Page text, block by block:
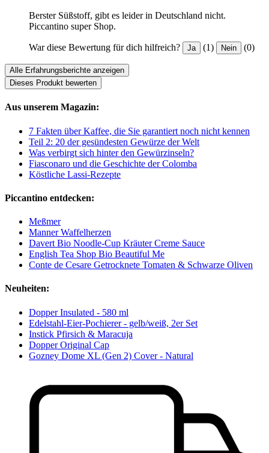
Berster Süßstoff, gibt es leider in Deutschland nicht.
Piccantino super Shop.
War diese Bewertung für dich hilfreich? Ja (1) Nein (0)
Alle Erfahrungsberichte anzeigen
Dieses Produkt bewerten
Aus unserem Magazin:
7 Fakten über Kaffee, die Sie garantiert noch nicht kennen
Teil 2: 20 der gesündesten Gewürze der Welt
Was verbirgt sich hinter den Gewürzinseln?
Fiasconaro und die Geschichte der Colomba
Köstliche Lassi-Rezepte
Piccantino entdecken:
Meßmer
Manner Waffelherzen
Davert Bio Noodle-Cup Kräuter Creme Sauce
English Tea Shop Bio Beautiful Me
Conte de Cesare Getrocknete Tomaten & Schwarze Oliven
Neuheiten:
Dopper Insulated - 580 ml
Edelstahl-Eier-Pochierer - gelb/weiß, 2er Set
Instick Pfirsich & Maracuja
Dopper Original Cap
Gozney Dome XL (Gen 2) Cover - Natural